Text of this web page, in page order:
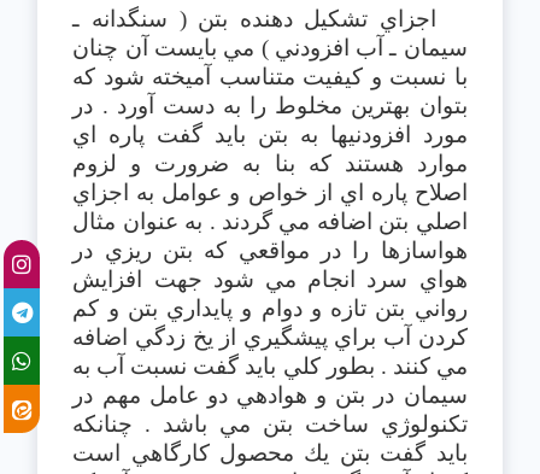
اجزاي تشكيل دهنده بتن ( سنگدانه ـ
سيمان ـ آب افزودني ) مي بايست آن چنان
با نسبت و كيفيت متناسب آميخته شود كه
بتوان بهترين مخلوط را به دست آورد . در
مورد افزودنيها به بتن بايد گفت پاره اي
موارد هستند كه بنا به ضرورت و لزوم
اصلاح پاره اي از خواص و عوامل به اجزاي
اصلي بتن اضافه مي گردند . به عنوان مثال
هواسازها را در مواقعي كه بتن ريزي در
هواي سرد انجام مي شود جهت افزايش
رواني بتن تازه و دوام و پايداري بتن و كم
كردن آب براي پيشگيري از يخ زدگي اضافه
مي كنند . بطور كلي بايد گفت نسبت آب به
سيمان در بتن و هوادهي دو عامل مهم در
تكنولوژي ساخت بتن مي باشد . چنانكه
بايد گفت بتن يك محصول كارگاهي است